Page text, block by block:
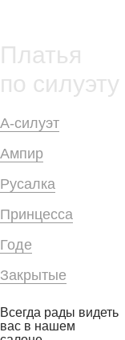
Платья
по силуэту
А-силуэт
Ампир
Русалка
Принцесса
Годе
Закрытые
Всегда рады видеть
вас в нашем